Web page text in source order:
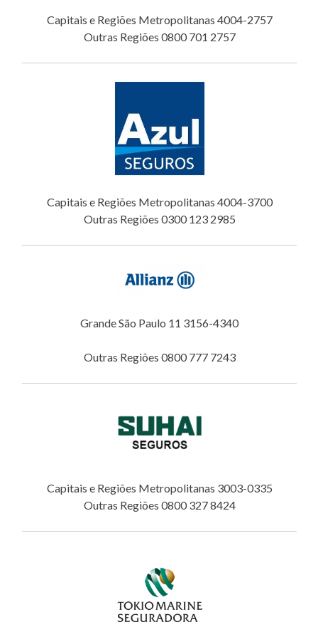
Capitais e Regiões Metropolitanas 4004-2757
Outras Regiões 0800 701 2757
Capitais e Regiões Metropolitanas 4004-3700
Outras Regiões 0300 123 2985
Grande São Paulo 11 3156-4340
Outras Regiões 0800 777 7243
Capitais e Regiões Metropolitanas 3003-0335
Outras Regiões 0800 327 8424